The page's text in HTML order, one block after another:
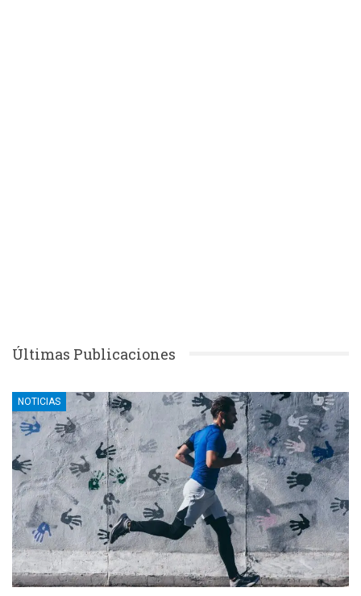
Últimas Publicaciones
NOTICIAS